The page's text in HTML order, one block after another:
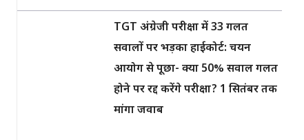
TGT अंग्रेजी परीक्षा में 33 गलत
सवालों पर भड़का हाईकोर्ट: चयन
आयोग से पूछा- क्या 50% सवाल गलत
होने पर रद्द करेंगे परीक्षा? 1 सितंबर तक
मांगा जवाब